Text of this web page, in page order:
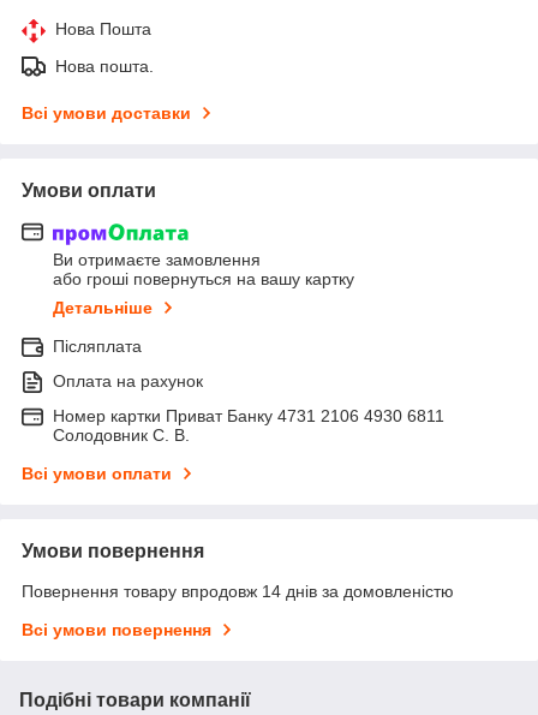
Нова Пошта
Нова пошта.
Всі умови доставки
Умови оплати
Ви отримаєте замовлення
або гроші повернуться на вашу картку
Детальніше
Післяплата
Оплата на рахунок
Номер картки Приват Банку 4731 2106 4930 6811
Солодовник С. В.
Всі умови оплати
Умови повернення
Повернення товару впродовж 14 днів за домовленістю
Всі умови повернення
Подібні товари компанії